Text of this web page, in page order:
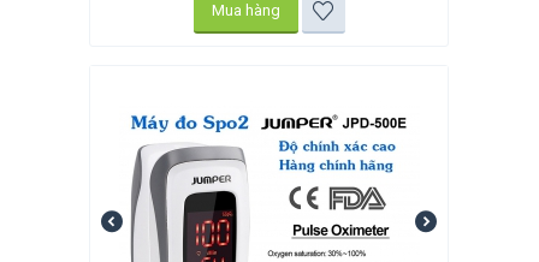
Mua hàng